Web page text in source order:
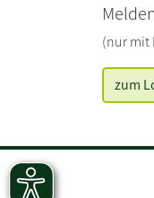
(nur mit
zum